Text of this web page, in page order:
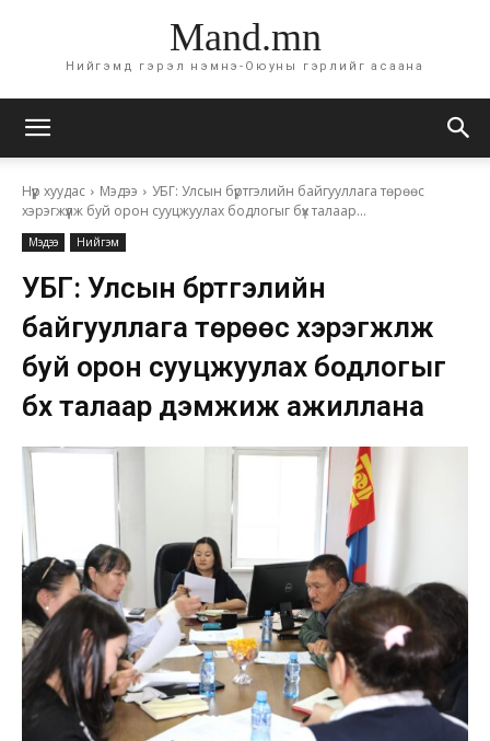
Mand.mn
Нийгэмд гэрэл нэмнэ-Оюуны гэрлийг асаана
Нүүр хуудас Мэдээ
УБГ: Улсын бүртгэлийн байгууллага төрөөс
хэрэгжүүлж буй орон сууцжуулах бодлогыг бүх талаар...
Мэдээ Нийгэм
УБГ: Улсын бүртгэлийн
байгууллага төрөөс хэрэгжүүлж
буй орон сууцжуулах бодлогыг
бүх талаар дэмжиж ажиллана